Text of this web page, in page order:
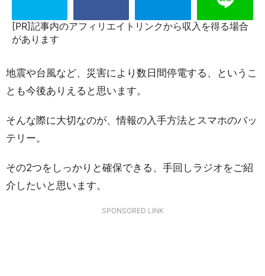
[PR]記事内のアフィリエイトリンクから収入を得る場合
があります
地震や台風など、災害により数日間停電する、というこ
とも今後ありえると思います。
そんな際に大切なのが、情報の入手方法とスマホのバッ
テリー。
その2つをしっかりと確保できる、手回しラジオをご紹
介したいと思います。
SPONSORED LINK